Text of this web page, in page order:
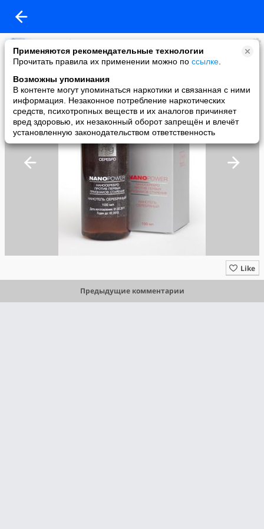
Применяются рекомендательные технологии
Прочитать правила их применении можно по ссылке
Возможны упоминания
В контенте могут упоминаться наркотики и связанная с ними
информация. Незаконное потребление наркотических
средств, психотропных веществ и их аналогов причиняет
вред здоровью, их незаконный оборот запрещён и влечёт
установленную законодательством ответственность
Красота без жертв
added a photo
17 Apr в 11:49
Like
Предыдущие комментарии